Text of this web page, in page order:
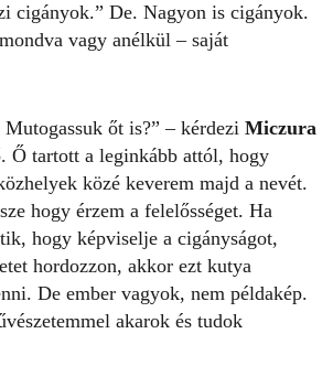
cigányok.” De. Nagyon is cigányok.
vagy anélkül – saját
őt is?” – kérdezi Miczura
Ő tartott a leginkább attól, hogy
közé keverem majd a nevét.
hogy érzem a felelősséget. Ha
hogy képviselje a cigányságot,
hordozzon, akkor ezt kutya
De ember vagyok, nem példakép.
akarok és tudok